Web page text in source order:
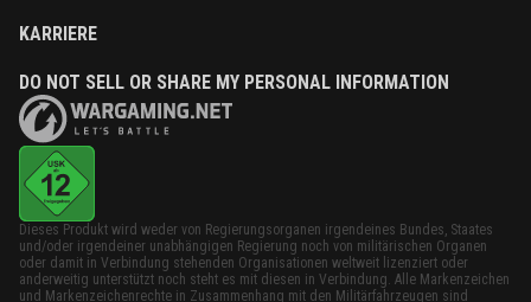
KARRIERE
DO NOT SELL OR SHARE MY PERSONAL INFORMATION
Dieses Produkt wird weder von Regierungsorganen irgendeines Bundes, Staates
und/oder irgendeiner unabhängigen Regierung noch von militärischen Organen
oder damit in Verbindung stehenden Organisationen weltweit lizenziert oder
anderweitig unterstützt noch steht es mit diesen in Verbindung. Alle Markenzeichen
und Markenzeichenrechte in Zusammenhang mit den Militärfahrzeugen sind